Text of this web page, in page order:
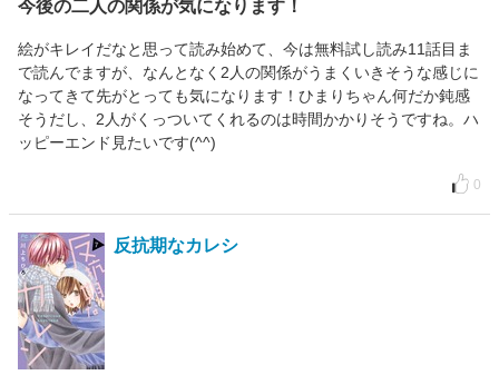
今後の二人の関係が気になります！
絵がキレイだなと思って読み始めて、今は無料試し読み11話目ま
で読んでますが、なんとなく2人の関係がうまくいきそうな感じに
なってきて先がとっても気になります！ひまりちゃん何だか鈍感
そうだし、2人がくっついてくれるのは時間かかりそうですね。ハ
ッピーエンド見たいです(^^)
0
反抗期なカレシ